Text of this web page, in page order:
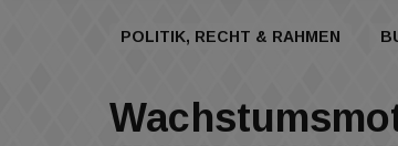
POLITIK, RECHT & RAHMEN